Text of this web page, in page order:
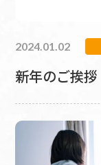
2024.01.02
新年のご挨拶